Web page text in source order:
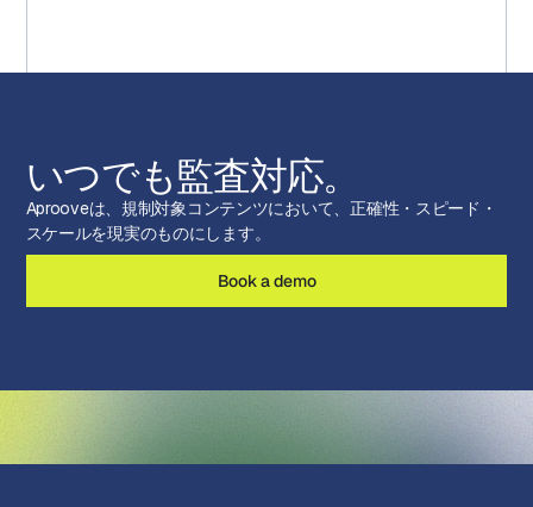
いつでも監査対応。
Aprooveは、規制対象コンテンツにおいて、正確性・スピード・
スケールを現実のものにします。
Book a demo